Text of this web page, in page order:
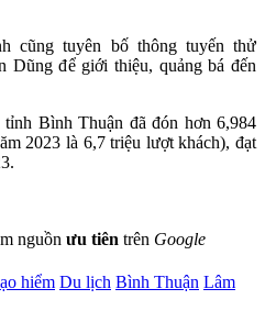
cũng tuyên bố thông tuyến thử
Dũng để giới thiệu, quảng bá đến
Bình Thuận đã đón hơn 6,984
2023 là 6,7 triệu lượt khách), đạt
nguồn ưu tiên trên Google
hiểm Du lịch Bình Thuận Lâm